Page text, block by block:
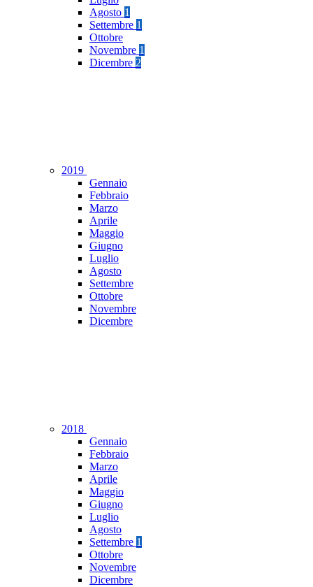
Agosto 1
Settembre 1
Ottobre
Novembre 1
Dicembre 2
2019
Gennaio
Febbraio
Marzo
Aprile
Maggio
Giugno
Luglio
Agosto
Settembre
Ottobre
Novembre
Dicembre
2018
Gennaio
Febbraio
Marzo
Aprile
Maggio
Giugno
Luglio
Agosto
Settembre 1
Ottobre
Novembre
Dicembre